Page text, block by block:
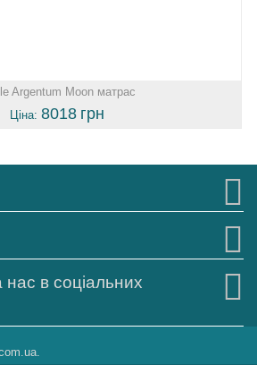
Argentum Moon матрас
Ціна: 8018 грн
нас в соціальних